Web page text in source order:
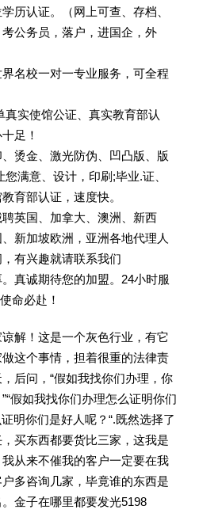
历认证。（网上可查、存档、
公务员，落户，进国企，外
名校一对一专业服务，可全程
实使馆公证、真实教育部认
足！
烫金、激光防伪、凹凸版、版
满意、设计，印刷;毕业.证、
育部认证，速度快。
英国、加拿大、澳洲、新西
新加坡欧洲，亚洲各地代理人
有兴趣就请联系我们
真诚期待您的加盟。24小时服
命必赴！
解！这是一个灰色行业，有它
这个事情，担着很重的法律责
后问，“假如我找你们办理，你
假如我找你们办理怎么证明你们
明你们是好人呢？“.既然选择了
买东西都要货比三家，这我是
从来不催我的客户一定要在我
多咨询几家，毕竟谁的东西是
金子在哪里都要发光5198